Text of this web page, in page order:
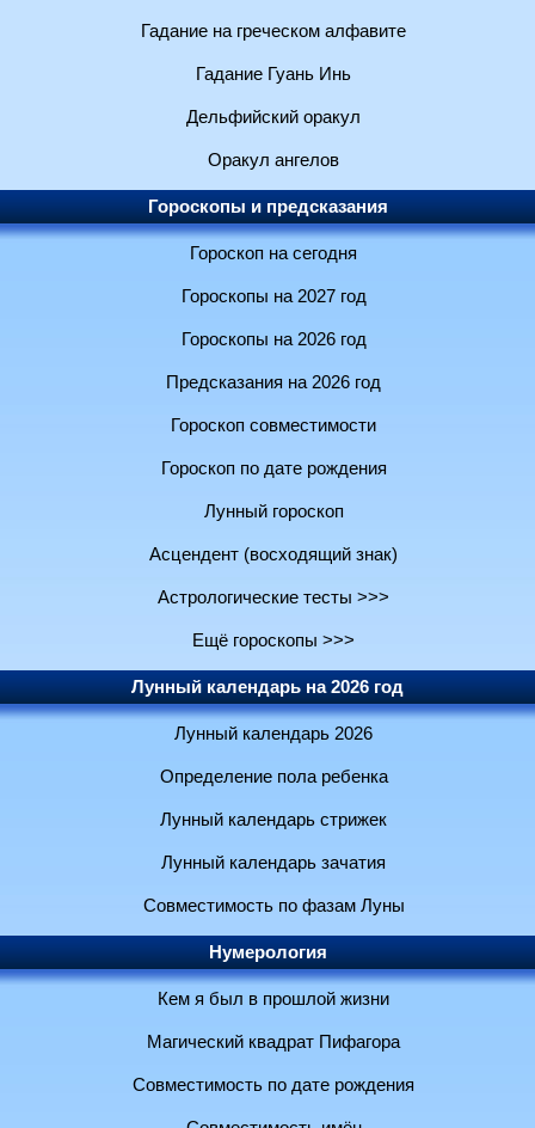
Гадание на греческом алфавите
Гадание Гуань Инь
Дельфийский оракул
Оракул ангелов
Гороскопы и предсказания
Гороскоп на сегодня
Гороскопы на 2027 год
Гороскопы на 2026 год
Предсказания на 2026 год
Гороскоп совместимости
Гороскоп по дате рождения
Лунный гороскоп
Асцендент (восходящий знак)
Астрологические тесты >>>
Ещё гороскопы >>>
Лунный календарь на 2026 год
Лунный календарь 2026
Определение пола ребенка
Лунный календарь стрижек
Лунный календарь зачатия
Совместимость по фазам Луны
Нумерология
Кем я был в прошлой жизни
Магический квадрат Пифагора
Совместимость по дате рождения